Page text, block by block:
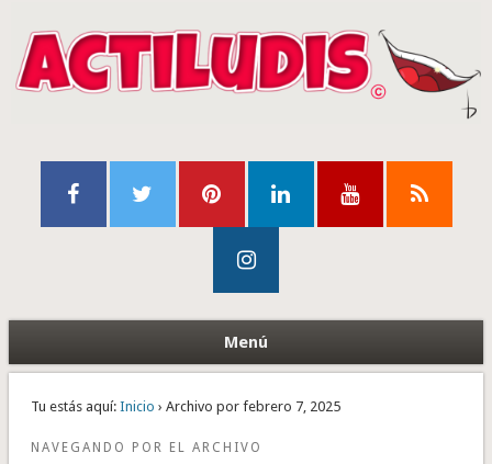
Menú
Tu estás aquí: Inicio › Archivo por febrero 7, 2025
NAVEGANDO POR EL ARCHIVO